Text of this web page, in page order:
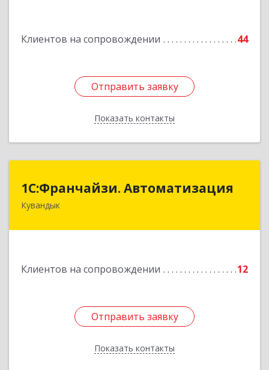
Клиентов на сопровождении 44
Отправить заявку
Показать контакты
Отправить заявку
Назад
1С:Франчайзи. Автоматизация
Кувандык
Клиентов на сопровождении 12
Отправить заявку
Показать контакты
1С:Франчайзи. Автоматизация
462220, Оренбургская обл, Кувандыкский р-н,
Отправить заявку
Назад